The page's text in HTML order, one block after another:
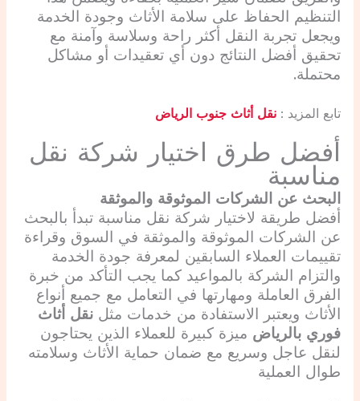
التنظيم الحفاظ على سلامة الأثاث وجودة الخدمة
ويجعل تجربة النقل أكثر راحة وسلاسة وآمنة مع
تحقيق أفضل النتائج دون أي تعقيدات أو مشاكل
محتملة.
تابع المزيد : نقل أثاث جنوب الرياض
أفضل طرق اختيار شركة نقل
مناسبة
البحث عن الشركات الموثوقة والموثقة
أفضل طريقة لاختيار شركة نقل مناسبة تبدأ بالبحث
عن الشركات الموثوقة والموثقة في السوق وقراءة
تقييمات العملاء السابقين لمعرفة جودة الخدمة
والتزام الشركة بالمواعيد كما يجب التأكد من خبرة
الفرق العاملة ومهارتها في التعامل مع جميع أنواع
الأثاث ويعتبر الاستفادة من خدمات مثل نقل أثاث
فوري بالرياض ميزة كبيرة للعملاء الذين يحتاجون
لنقل عاجل وسريع مع ضمان حماية الأثاث وسلامته
طوال العملية